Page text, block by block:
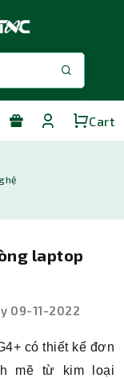
Cart
laptop
09-11-2022
có thiết kế đơn
mẽ từ kim loại